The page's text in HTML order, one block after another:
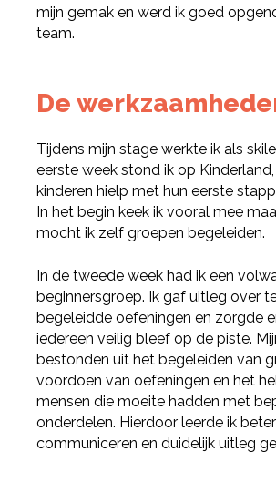
mijn gemak en werd ik goed
team.
De
Tijdens mijn stage werkte ik als
eerste week stond ik op
kinderen hielp met hun eerste
In het begin keek ik vooral mee
mocht ik zelf groepen begeleiden.
In de tweede week had ik een
beginnersgroep. Ik gaf uitleg over
begeleidde oefeningen en zorgde
iedereen veilig bleef op de piste.
bestonden uit het begeleiden van
voordoen van oefeningen en het
mensen die moeite hadden met
onderdelen. Hierdoor leerde ik beter
communiceren en duidelijk uitleg